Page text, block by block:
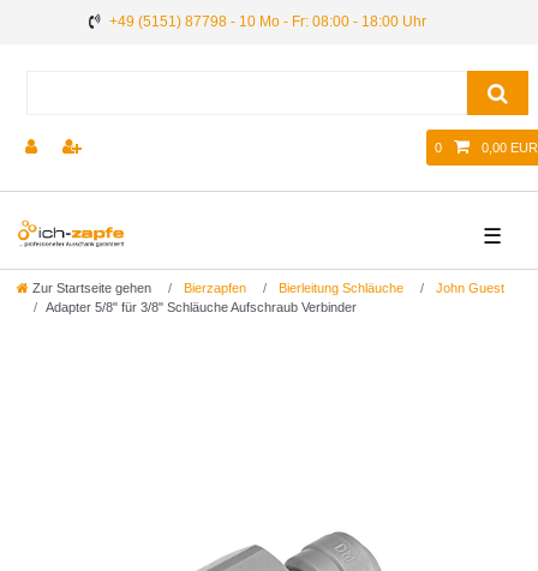
+49 (5151) 87798 - 10 Mo - Fr: 08:00 - 18:00 Uhr
0 0,00 EUR
☰
Zur Startseite gehen Bierzapfen Bierleitung Schläuche
John Guest
Adapter 5/8" für 3/8" Schläuche Aufschraub Verbinder